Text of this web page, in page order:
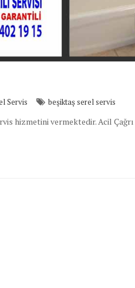
Servis beşiktaş serel servis
hizmetini vermektedir. Acil